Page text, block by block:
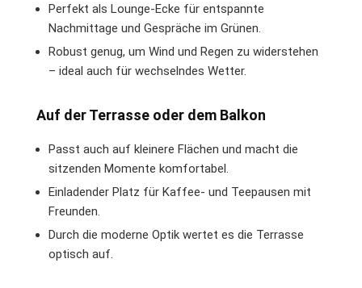
Perfekt als Lounge-Ecke für entspannte
Nachmittage und Gespräche im Grünen.
Robust genug, um Wind und Regen zu widerstehen
– ideal auch für wechselndes Wetter.
Auf der Terrasse oder dem Balkon
Passt auch auf kleinere Flächen und macht die
sitzenden Momente komfortabel.
Einladender Platz für Kaffee- und Teepausen mit
Freunden.
Durch die moderne Optik wertet es die Terrasse
optisch auf.